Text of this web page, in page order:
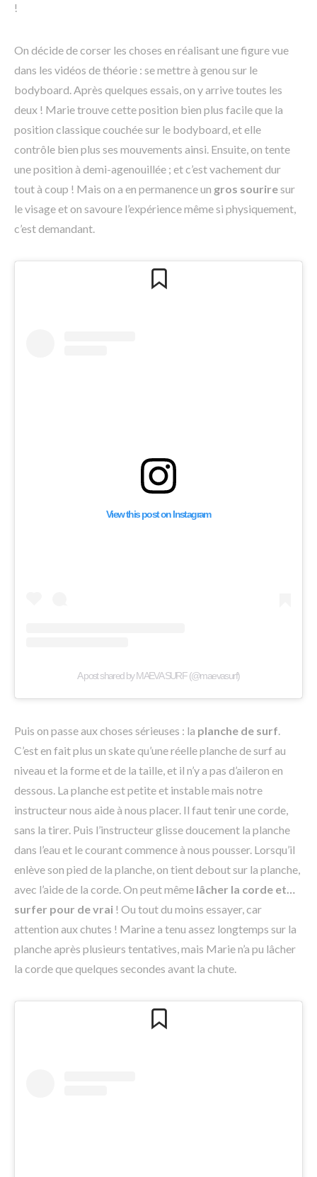
!
On décide de corser les choses en réalisant une figure vue
dans les vidéos de théorie : se mettre à genou sur le
bodyboard. Après quelques essais, on y arrive toutes les
deux ! Marie trouve cette position bien plus facile que la
position classique couchée sur le bodyboard, et elle
contrôle bien plus ses mouvements ainsi. Ensuite, on tente
une position à demi-agenouillée ; et c’est vachement dur
tout à coup ! Mais on a en permanence un gros souriresur
le visage et on savoure l’expérience même si physiquement,
c’est demandant.
View this post on Instagram
A post shared by MAEVA SURF (@maevasurf)
Puis on passe aux choses sérieuses : la planche de surf.
C’est en fait plus un skate qu’une réelle planche de surf au
niveau et la forme et de la taille, et il n’y a pas d’aileron en
dessous. La planche est petite et instable mais notre
instructeur nous aide à nous placer. Il faut tenir une corde,
sans la tirer. Puis l’instructeur glisse doucement la planche
dans l’eau et le courant commence à nous pousser. Lorsqu’il
enlève son pied de la planche, on tient debout sur la planche,
avec l’aide de la corde. On peut même lâcher la corde et…
surfer pour de vrai ! Ou tout du moins essayer, car
attention aux chutes ! Marine a tenu assez longtemps sur la
planche après plusieurs tentatives, mais Marie n’a pu lâcher
la corde que quelques secondes avant la chute.